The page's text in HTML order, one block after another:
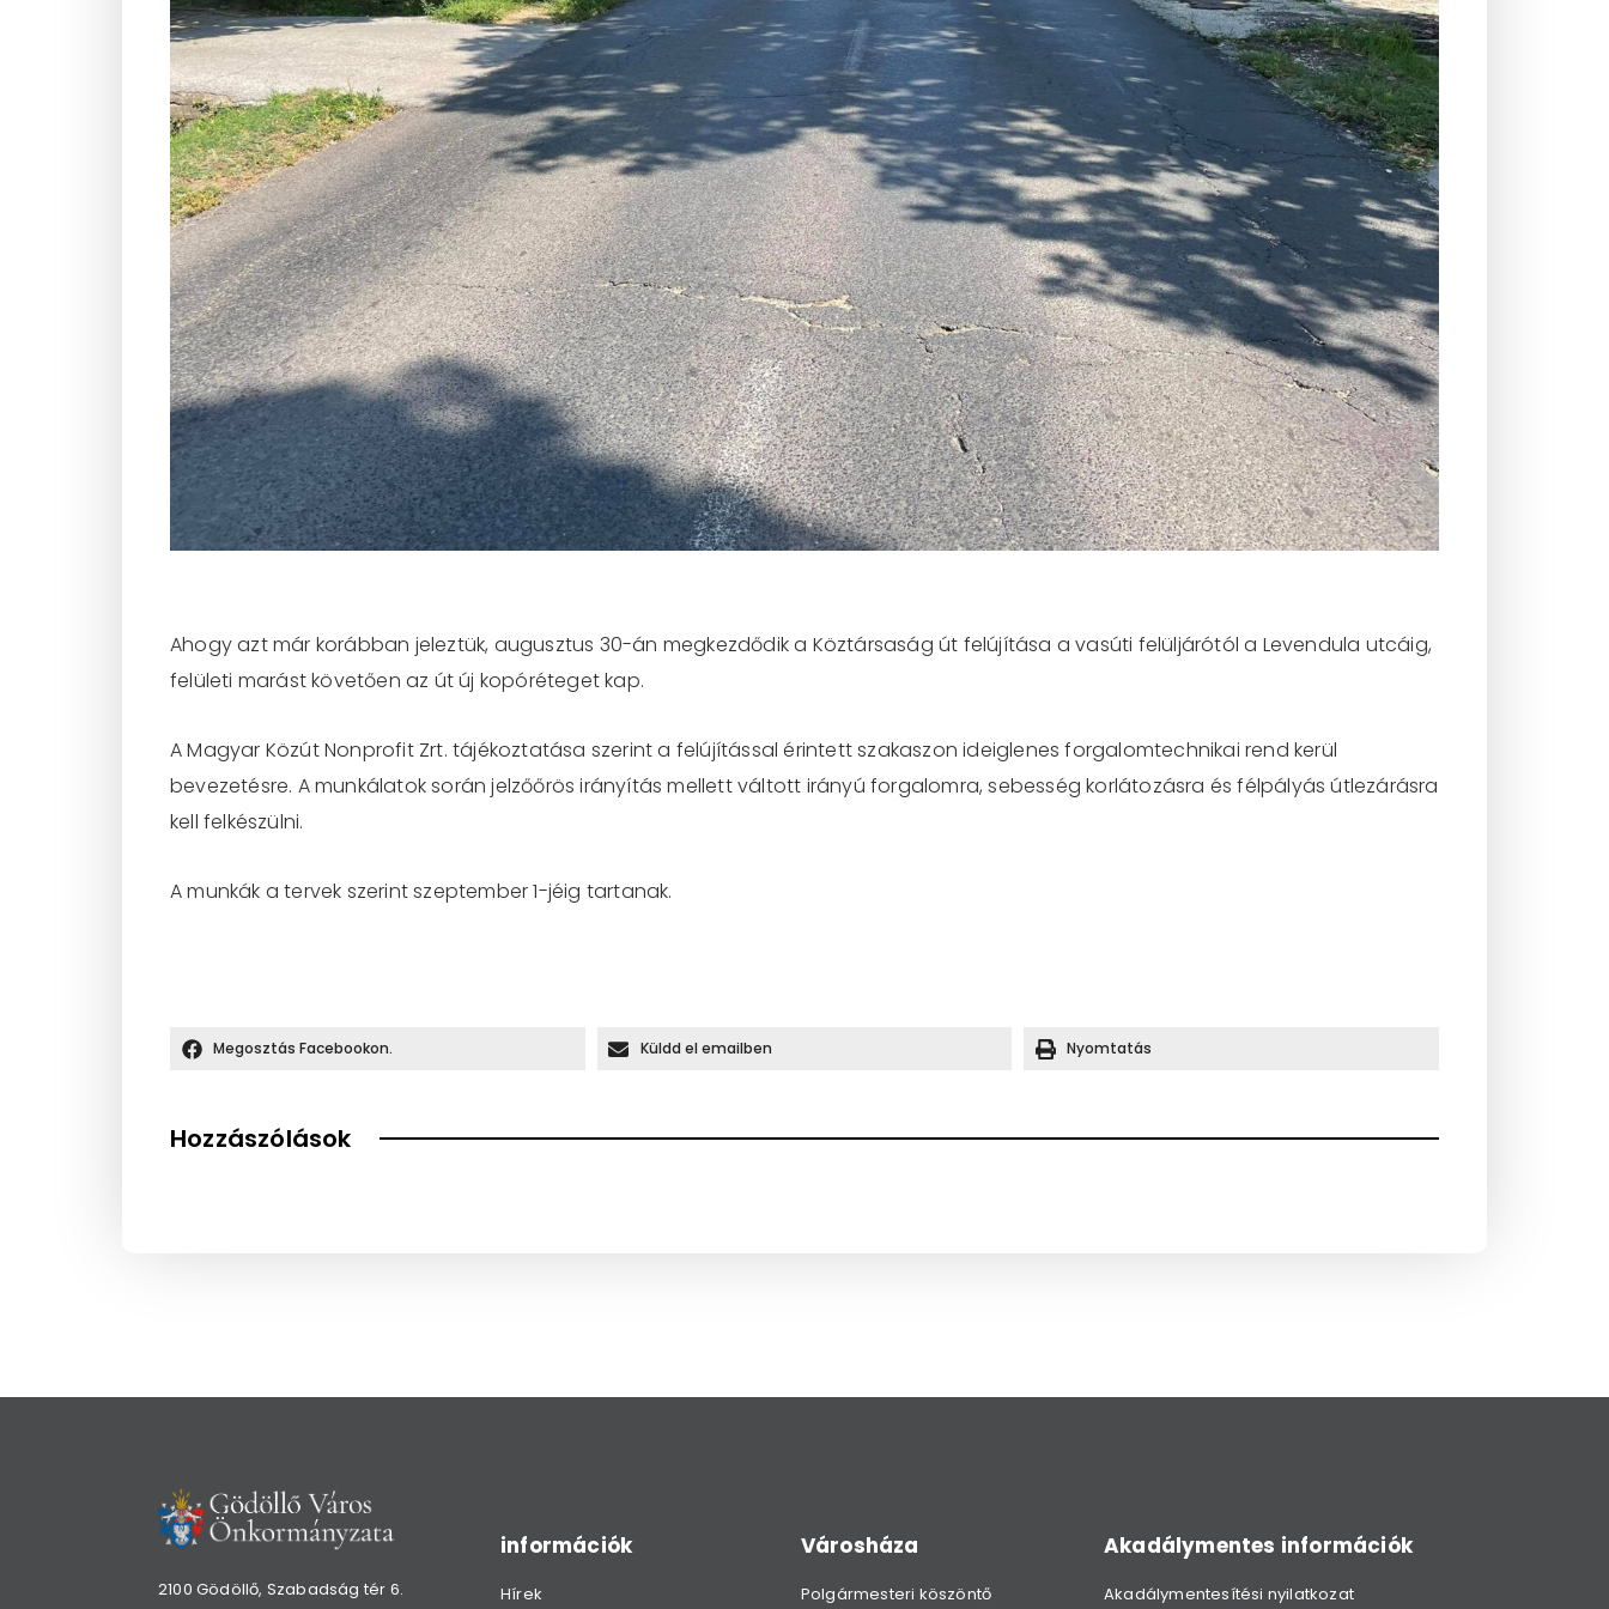
Ahogy azt már korábban jeleztük, augusztus 30-án megkezdődik a Köztársaság út felújítása a vasúti felüljárótól a Levendula utcáig,
felületi marást követően az út új kopóréteget kap.
A Magyar Közút Nonprofit Zrt. tájékoztatása szerint a felújítással érintett szakaszon ideiglenes forgalomtechnikai rend kerül
bevezetésre. A munkálatok során jelzőőrös irányítás mellett váltott irányú forgalomra, sebesség korlátozásra és félpályás útlezárásra
kell felkészülni.
A munkák a tervek szerint szeptember 1-jéig tartanak.
Megosztás Facebookon. Küldd el emailben Nyomtatás
Hozzászólások
2100 Gödöllő, Szabadság tér 6.
információk
Hírek
Városháza
Polgármesteri köszöntő
Akadálymentes információk
Akadálymentesítési nyilatkozat